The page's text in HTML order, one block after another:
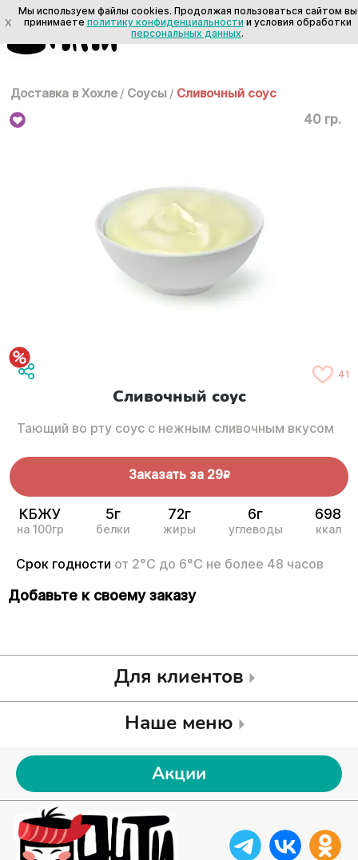
Доставка в Хохле / Соусы / Сливочный соус
40 гр.
41
Сливочный соус
Тающий во рту соус с нежным сливочным вкусом
Заказать за 29R
КБЖУ
на 100гр
5г
белки
72г
жиры
6г
углеводы
698
ккал
Срок годности от 2°С до 6°С не более 48 часов
Добавьте к своему заказу
Для клиентов
Наше меню
Акции
X
Мы используем файлы cookies. Продолжая пользоваться сайтом вы
принимаете политику конфиденциальности и условия обработки
персональных данных.